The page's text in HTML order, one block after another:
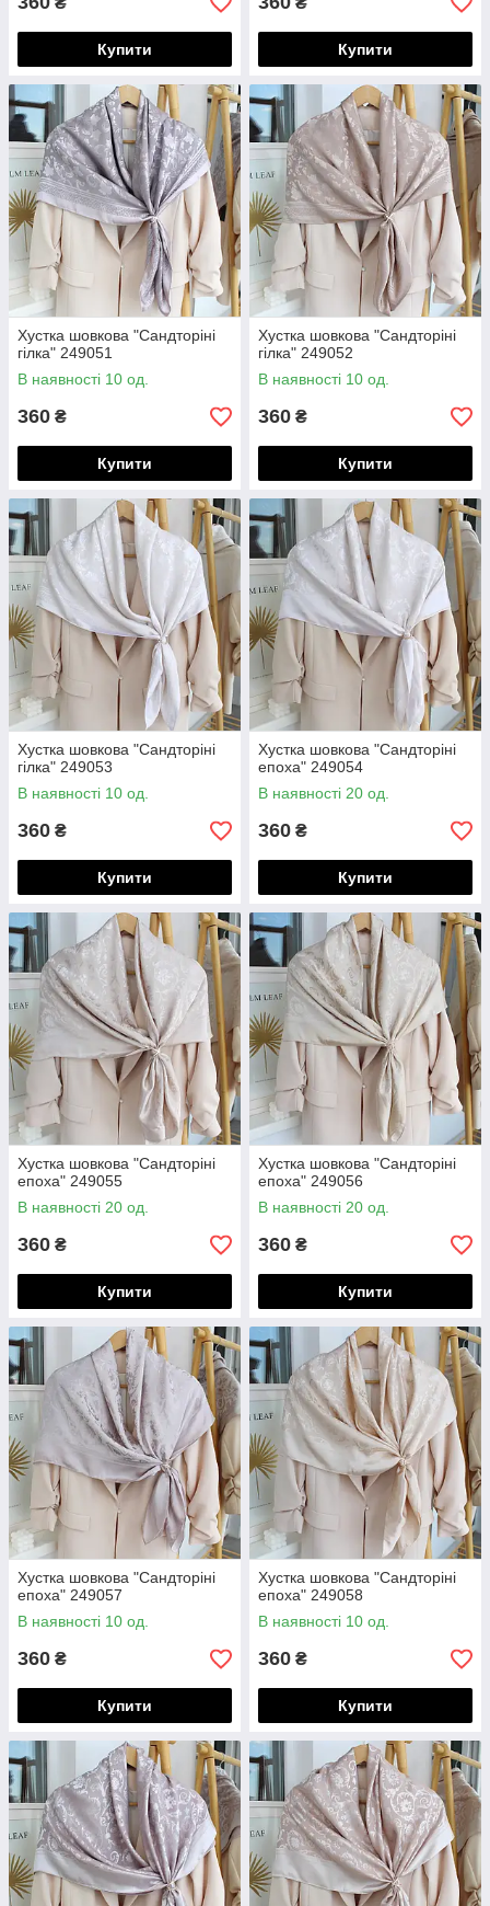
Купити Купити
Хустка шовкова "Сандторіні
гілка" 249051
В наявності 10 од.
360 ₴
Купити
Хустка шовкова "Сандторіні
гілка" 249052
В наявності 10 од.
360 ₴
Купити
Хустка шовкова "Сандторіні
гілка" 249053
В наявності 10 од.
360 ₴
Купити
Хустка шовкова "Сандторіні
епоха" 249054
В наявності 20 од.
360 ₴
Купити
Хустка шовкова "Сандторіні
епоха" 249055
В наявності 20 од.
360 ₴
Купити
Хустка шовкова "Сандторіні
епоха" 249056
В наявності 20 од.
360 ₴
Купити
Хустка шовкова "Сандторіні
епоха" 249057
В наявності 10 од.
360 ₴
Купити
Хустка шовкова "Сандторіні
епоха" 249058
В наявності 10 од.
360 ₴
Купити